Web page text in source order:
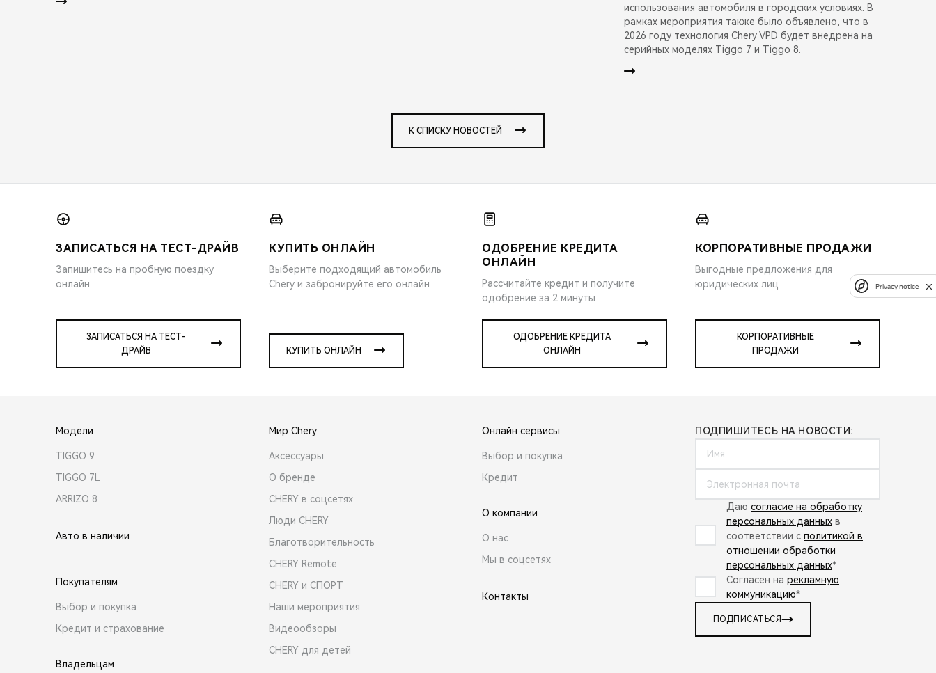
использования автомобиля в городских условиях. В
рамках мероприятия также было объявлено, что в
2026 году технология Chery VPD будет внедрена на
серийных моделях Tiggo 7 и Tiggo 8.
К СПИСКУ НОВОСТЕЙ
ЗАПИСАТЬСЯ НА ТЕСТ-ДРАЙВ
Запишитесь на пробную поездку
онлайн
ЗАПИСАТЬСЯ НА ТЕСТ-
ДРАЙВ
КУПИТЬ ОНЛАЙН
Выберите подходящий автомобиль
Chery и забронируйте его онлайн
КУПИТЬ ОНЛАЙН
ОДОБРЕНИЕ КРЕДИТА
ОНЛАЙН
Рассчитайте кредит и получите
одобрение за 2 минуты
ОДОБРЕНИЕ КРЕДИТА
ОНЛАЙН
КОРПОРАТИВНЫЕ ПРОДАЖИ
Выгодные предложения для
юридических лиц
КОРПОРАТИВНЫЕ
ПРОДАЖИ
Модели
TIGGO 9
TIGGO 7L
ARRIZO 8
Авто в наличии
Покупателям
Выбор и покупка
Кредит и страхование
Владельцам
Мир Chery
Аксессуары
О бренде
CHERY в соцсетях
Люди CHERY
Благотворительность
CHERY Remote
CHERY и СПОРТ
Наши мероприятия
Видеообзоры
CHERY для детей
Онлайн сервисы
Выбор и покупка
Кредит
О компании
О нас
Мы в соцсетях
Контакты
ПОДПИШИТЕСЬ НА НОВОСТИ:
Даю согласие на обработку
персональных данных в
соответствии с политикой в
отношении обработки
персональных данных*
Согласен на рекламную
коммуникацию*
ПОДПИСАТЬСЯ
Privacy notice